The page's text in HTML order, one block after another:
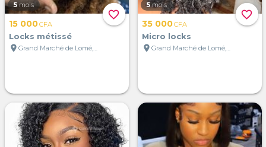
favorite_border
5 mois
15 000CFA
Locks métissé
location_on
Grand Marché de Lomé, Lomé, Togo
favorite_border
5 mois
35 000CFA
Micro locks
location_on
Grand Marché de Lomé, Lomé, Togo